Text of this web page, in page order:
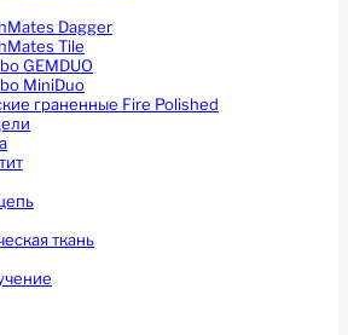
Dagger
Tile
GEMDUO
MiniDuo
граненные Fire Polished
ткань